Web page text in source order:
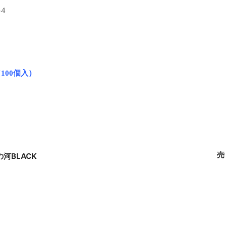
個入）
BLACK